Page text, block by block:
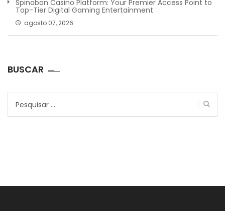
Spinobon Casino Platform: Your Premier Access Point to
Top-Tier Digital Gaming Entertainment
agosto 07, 2026
BUSCAR